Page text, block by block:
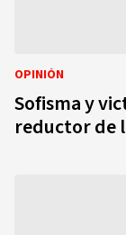
OPINIÓN
Sofisma y
reductor de